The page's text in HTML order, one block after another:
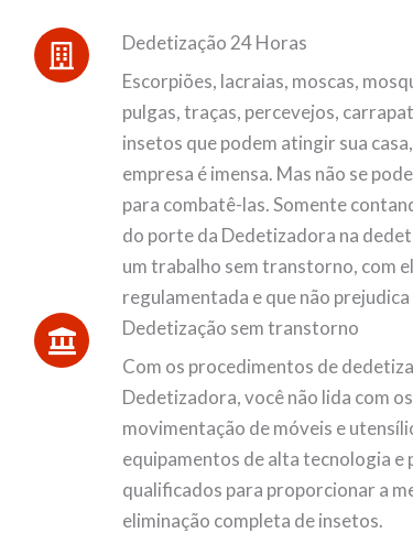
Dedetização 24 Horas
Escorpiões, lacraias, moscas,
pulgas, traças, percevejos,
insetos que podem atingir sua
empresa é imensa. Mas não se
para combatê-las. Somente
do porte da Dedetizadora na
um trabalho sem transtorno, com
regulamentada e que não
Dedetização sem transtorno
Com os procedimentos de
Dedetizadora, você não lida com
movimentação de móveis e
equipamentos de alta tecnologia e
qualificados para proporcionar a
eliminação completa de insetos.